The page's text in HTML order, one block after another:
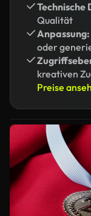
Technische
Qualität
Anpassung:
oder
kreativen
Preise